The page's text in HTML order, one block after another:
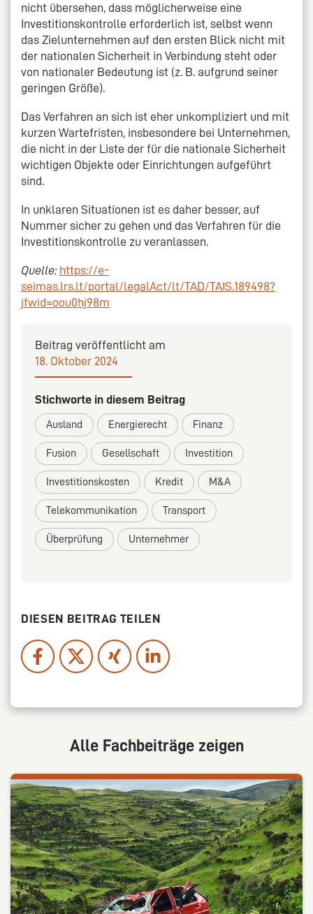
nicht übersehen, dass möglicherweise eine
Investitionskontrolle erforderlich ist, selbst wenn
das Zielunternehmen auf den ersten Blick nicht mit
der nationalen Sicherheit in Verbindung steht oder
von nationaler Bedeutung ist (z. B. aufgrund seiner
geringen Größe).
Das Verfahren an sich ist eher unkompliziert und mit
kurzen Wartefristen, insbesondere bei Unternehmen,
die nicht in der Liste der für die nationale Sicherheit
wichtigen Objekte oder Einrichtungen aufgeführt
sind.
In unklaren Situationen ist es daher besser, auf
Nummer sicher zu gehen und das Verfahren für die
Investitionskontrolle zu veranlassen.
Quelle: https://e-
seimas.lrs.lt/portal/legalAct/lt/TAD/TAIS.189498?
jfwid=oou0hj98m
Beitrag veröffentlicht am
18. Oktober 2024
Stichworte in diesem Beitrag
Ausland Energierecht Finanz
Fusion Gesellschaft Investition
Investitionskosten Kredit M&A
Telekommunikation Transport
Überprüfung Unternehmer
DIESEN BEITRAG TEILEN
Alle Fachbeiträge zeigen